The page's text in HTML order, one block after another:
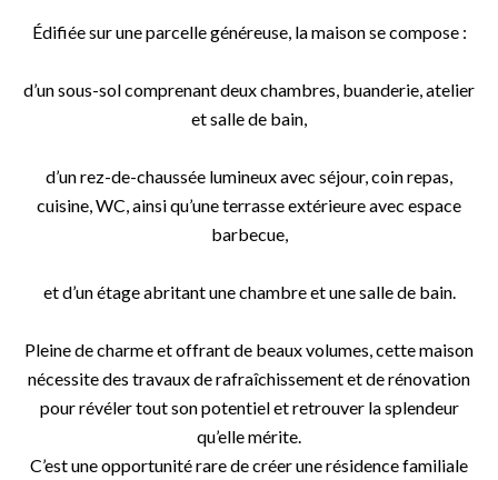
Édifiée sur une parcelle généreuse, la maison se compose :
d’un sous-sol comprenant deux chambres, buanderie, atelier
et salle de bain,
d’un rez-de-chaussée lumineux avec séjour, coin repas,
cuisine, WC, ainsi qu’une terrasse extérieure avec espace
barbecue,
et d’un étage abritant une chambre et une salle de bain.
Pleine de charme et offrant de beaux volumes, cette maison
nécessite des travaux de rafraîchissement et de rénovation
pour révéler tout son potentiel et retrouver la splendeur
qu’elle mérite.
C’est une opportunité rare de créer une résidence familiale